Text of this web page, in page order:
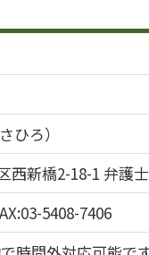
ひろ）
西新橋2-18-1 弁護
5408-7406